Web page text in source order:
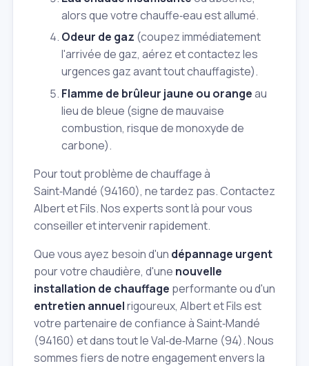
alors que votre chauffe‑eau est allumé.
Odeur de gaz (coupez immédiatement
l'arrivée de gaz, aérez et contactez les
urgences gaz avant tout chauffagiste).
Flamme de brûleur jaune ou orangeau
lieu de bleue (signe de mauvaise
combustion, risque de monoxyde de
carbone).
Pour tout problème de chauffage à
Saint‑Mandé (94160), ne tardez pas. Contactez
Albert et Fils. Nos experts sont là pour vous
conseiller et intervenir rapidement.
Que vous ayez besoin d'un dépannage urgent
pour votre chaudière, d'une nouvelle
installation de chauffage performante ou d'un
entretien annuelrigoureux, Albert et Fils est
votre partenaire de confiance à Saint‑Mandé
(94160) et dans tout le Val‑de‑Marne (94). Nous
sommes fiers de notre engagement envers la